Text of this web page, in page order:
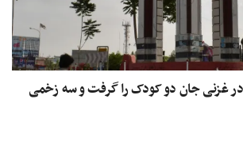
غزنی جان دو کودک را گرفت و سه زخمی